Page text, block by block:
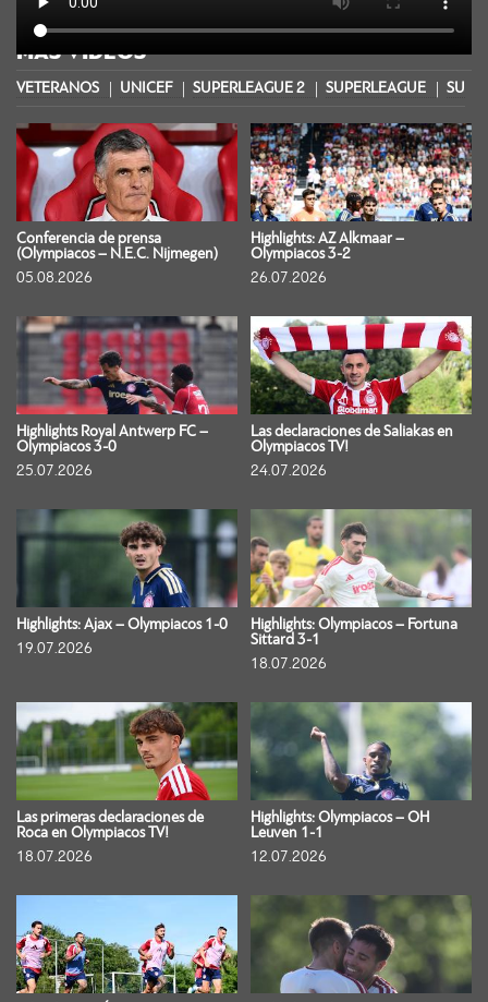
MÁS VIDEOS
VETERANOS UNICEF SUPERLEAGUE 2 SUPERLEAGUE
Conferencia de prensa
(Olympiacos – N.E.C. Nijmegen)
05.08.2026
Highlights: AZ Alkmaar –
Olympiacos 3-2
26.07.2026
Highlights Royal Antwerp FC –
Olympiacos 3-0
25.07.2026
Las declaraciones de Saliakas en
Olympiacos TV!
24.07.2026
Highlights: Ajax – Olympiacos 1-0
19.07.2026
Highlights: Olympiacos – Fortuna
Sittard 3-1
18.07.2026
Las primeras declaraciones de
Roca en Olympiacos TV!
18.07.2026
Highlights: Olympiacos – OH
Leuven 1-1
12.07.2026